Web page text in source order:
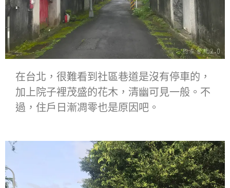
在台北，很難看到社區巷道是沒有停車的，
加上院子裡茂盛的花木，清幽可見一般。不
過，住戶日漸凋零也是原因吧。